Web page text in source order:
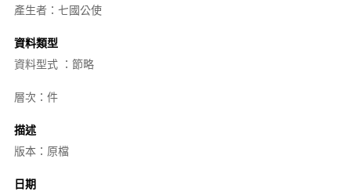
產生者：七國公使
資料類型
資料型式 ：節略
層次：件
描述
版本：原檔
日期